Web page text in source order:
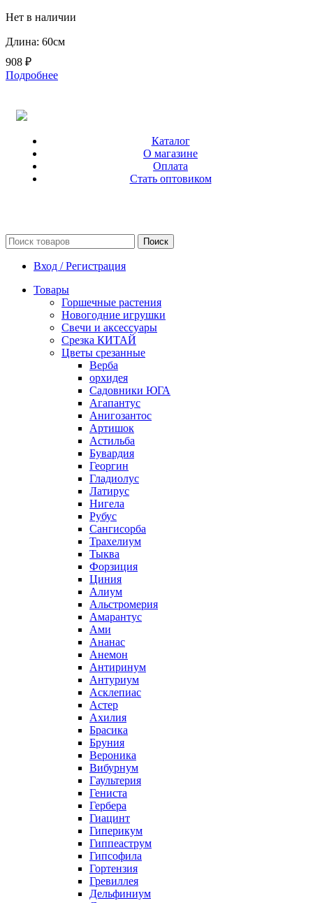
Нет в наличии
Длина: 60см
908 ₽
Подробнее
Каталог
О магазине
Оплата
Стать оптовиком
Поиск
Вход / Регистрация
Товары
Горшечные растения
Новогодние игрушки
Свечи и аксессуары
Срезка КИТАЙ
Цветы срезанные
Верба
орхидея
Садовники ЮГА
Агапантус
Анигозантос
Артишок
Астильба
Бувардия
Георгин
Гладиолус
Латирус
Нигела
Рубус
Сангисорба
Трахелиум
Тыква
Форзиция
Циния
Алиум
Альстромерия
Амарантус
Ами
Ананас
Анемон
Антиринум
Антуриум
Асклепиас
Астер
Ахилия
Брасика
Бруния
Вероника
Вибурнум
Гаультерия
Гениста
Гербера
Гиацинт
Гиперикум
Гиппеаструм
Гипсофила
Гортензия
Гревиллея
Дельфиниум